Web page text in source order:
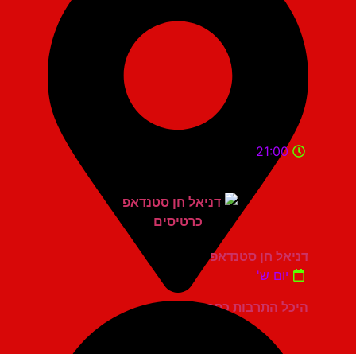
היכל התרבות כפר סבא
21:00
דניאל חן סטנדאפ
יום ש'